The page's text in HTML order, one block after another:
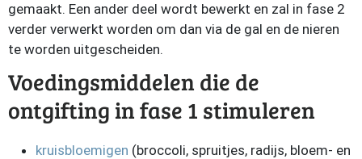
gemaakt. Een ander deel wordt bewerkt en zal in fase 2
verder verwerkt worden om dan via de gal en de nieren
te worden uitgescheiden.
Voedingsmiddelen die de
ontgifting in fase 1 stimuleren
kruisbloemigen (broccoli, spruitjes, radijs, bloem- en